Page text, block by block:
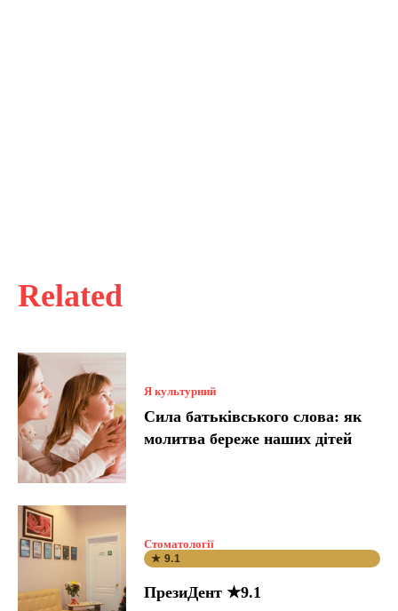
Related
Я культурний
Сила батьківського слова: як
молитва береже наших дітей
Стоматології
★ 9.1
ПрезиДент ★9.1